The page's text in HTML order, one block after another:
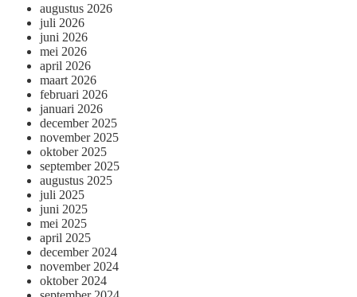
augustus 2026
juli 2026
juni 2026
mei 2026
april 2026
maart 2026
februari 2026
januari 2026
december 2025
november 2025
oktober 2025
september 2025
augustus 2025
juli 2025
juni 2025
mei 2025
april 2025
december 2024
november 2024
oktober 2024